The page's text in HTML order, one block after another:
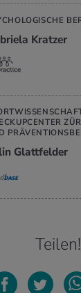
Kratzer
Glattfelder
Teilen!